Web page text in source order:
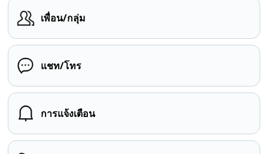
เพื่อน/กลุ่ม
แชท/โทร
การแจ้งเตือน